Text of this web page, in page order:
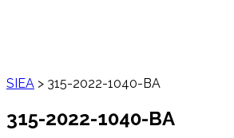
SIEA > 315-2022-1040-BA
315-2022-1040-BA